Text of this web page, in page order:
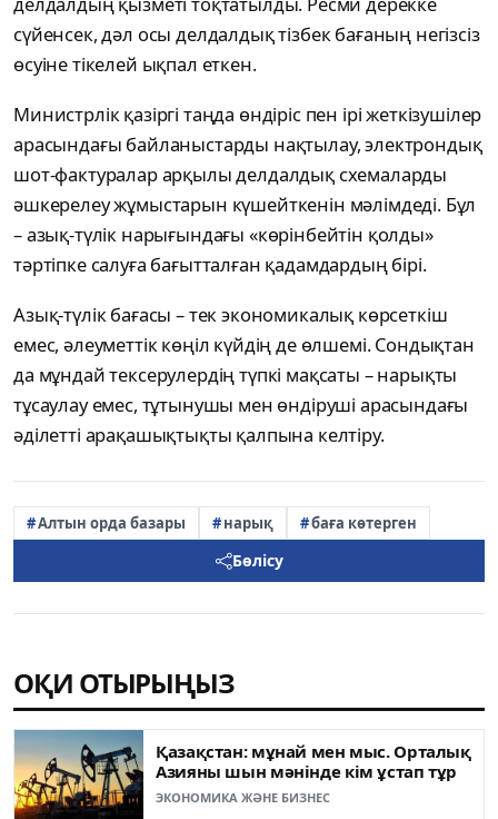
сүйенсек, дәл осы делдалдық тізбек бағаның негізсіз
өсуіне тікелей ықпал еткен.
Министрлік қазіргі таңда өндіріс пен ірі жеткізушілер
арасындағы байланыстарды нақтылау, электрондық
шот-фактуралар арқылы делдалдық схемаларды
әшкерелеу жұмыстарын күшейткенін мәлімдеді. Бұл
– азық-түлік нарығындағы «көрінбейтін қолды»
тәртіпке салуға бағытталған қадамдардың бірі.
Азық-түлік бағасы – тек экономикалық көрсеткіш
емес, әлеуметтік көңіл күйдің де өлшемі. Сондықтан
да мұндай тексерулердің түпкі мақсаты – нарықты
тұсаулау емес, тұтынушы мен өндіруші арасындағы
әділетті арақашықтықты қалпына келтіру.
Алтын орда базары нарық баға көтерген
Бөлісу
ОҚИ ОТЫРЫҢЫЗ
Қазақстан: мұнай мен мыс. Орталық
Азияны шын мәнінде кім ұстап тұр
ЭКОНОМИКА ЖӘНЕ БИЗНЕС